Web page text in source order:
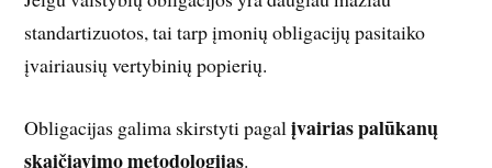
standartizuotos, tai tarp įmonių obligacijų pasitaiko
įvairiausių vertybinių popierių.
Obligacijas galima skirstyti pagalįvairias palūkanų
skaičiavimo metodologijas.